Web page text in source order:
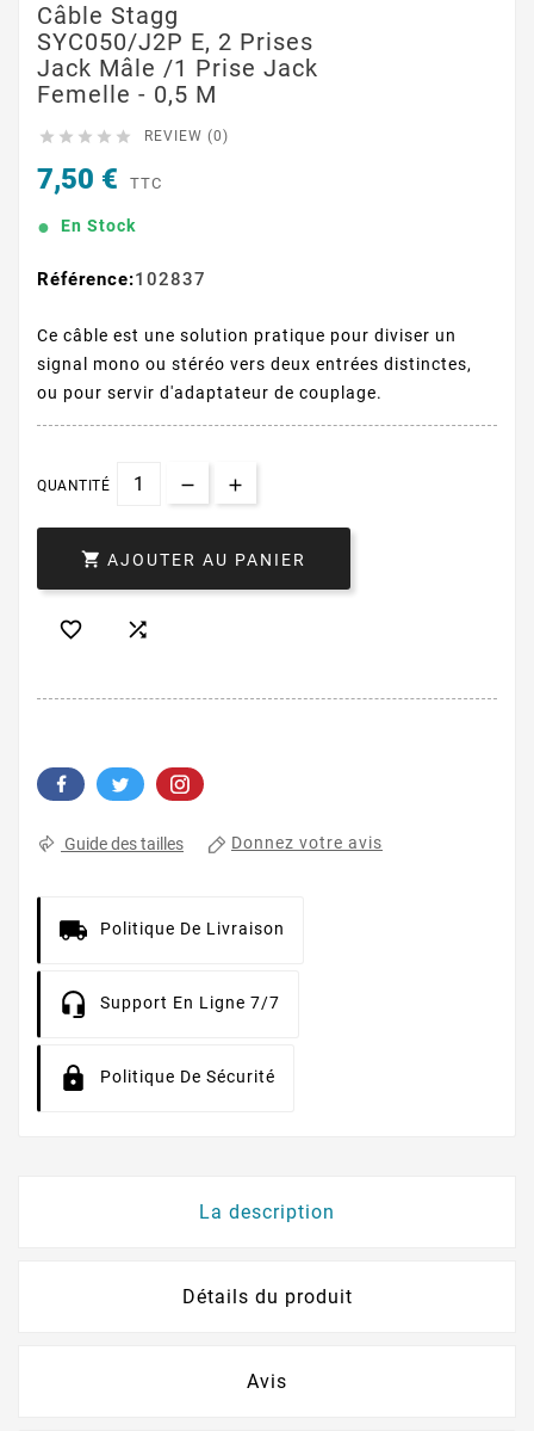
Câble Stagg
SYC050/J2P E, 2 Prises
Jack Mâle /1 Prise Jack
Femelle - 0,5 M
     REVIEW (0)
7,50 € TTC
En Stock
Référence:102837
Ce câble est une solution pratique pour diviser un
signal mono ou stéréo vers deux entrées distinctes,
ou pour servir d'adaptateur de couplage.
QUANTITÉ
 AJOUTER AU PANIER
 
Guide des tailles Donnez votre avis
Politique De Livraison
Support En Ligne 7/7
Politique De Sécurité
La description
Détails du produit
Avis